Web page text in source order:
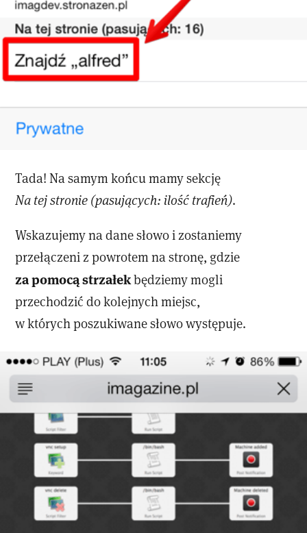
Tada! Na samym końcu mamy sekcję
Na tej stronie (pasujących: ilość trafień).
Wskazujemy na dane słowo i zostaniemy
przełączeni z powrotem na stronę, gdzie
za pomocą strzałekbędziemy mogli
przechodzić do kolejnych miejsc,
w których poszukiwane słowo występuje.